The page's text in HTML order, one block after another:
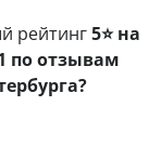
рейтинг5⭐️ на
по отзывам